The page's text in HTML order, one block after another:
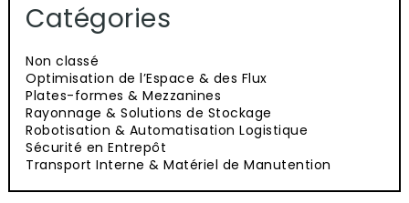
Catégories
Non classé
Optimisation de l’Espace & des Flux
Plates-formes & Mezzanines
Rayonnage & Solutions de Stockage
Robotisation & Automatisation Logistique
Sécurité en Entrepôt
Transport Interne & Matériel de Manutention